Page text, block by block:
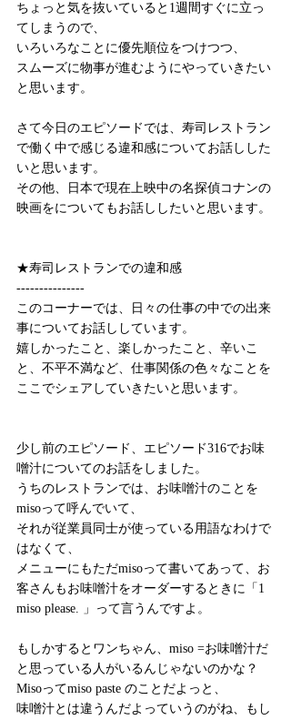
ちょっと気を抜いていると1週間すぐに立っ
てしまうので、
いろいろなことに優先順位をつけつつ、
スムーズに物事が進むようにやっていきたい
と思います。
さて今日のエピソードでは、寿司レストラン
で働く中で感じる違和感についてお話しした
いと思います。
その他、日本で現在上映中の名探偵コナンの
映画をについてもお話ししたいと思います。
★寿司レストランでの違和感
---------------
このコーナーでは、日々の仕事の中での出来
事についてお話ししています。
嬉しかったこと、楽しかったこと、辛いこ
と、不平不満など、仕事関係の色々なことを
ここでシェアしていきたいと思います。
少し前のエピソード、エピソード316でお味
噌汁についてのお話をしました。
うちのレストランでは、お味噌汁のことを
misoって呼んでいて、
それが従業員同士が使っている用語なわけで
はなくて、
メニューにもただmisoって書いてあって、お
客さんもお味噌汁をオーダーするときに「1
miso please. 」って言うんですよ。
もしかするとワンちゃん、miso =お味噌汁だ
と思っている人がいるんじゃないのかな？
Misoってmiso paste のことだよっと、
味噌汁とは違うんだよっていうのがね、もし